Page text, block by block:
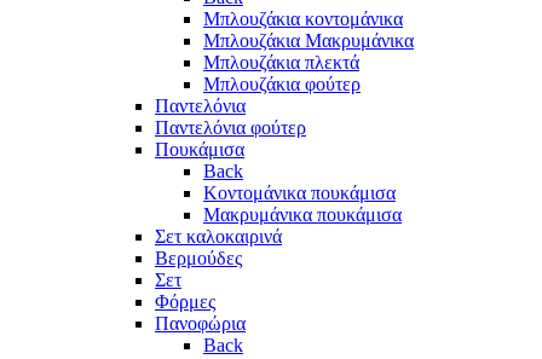
Μπλουζάκια κοντομάνικα
Μπλουζάκια Μακρυμάνικα
Μπλουζάκια πλεκτά
Μπλουζάκια φούτερ
Παντελόνια
Παντελόνια φούτερ
Πουκάμισα
Back
Κοντομάνικα πουκάμισα
Μακρυμάνικα πουκάμισα
Σετ καλοκαιρινά
Βερμούδες
Σετ
Φόρμες
Πανοφώρια
Back